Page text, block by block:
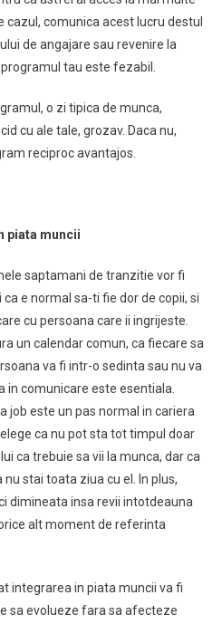
comunica acest lucru destul
de angajare sau revenire la
tau este fezabil.
o zi tipica de munca,
cu ale tale, grozav. Daca nu,
reciproc avantajos.
piata muncii
saptamani de tranzitie vor fi
e normal sa-ti fie dor de copii, si
cu persoana care ii ingrijeste.
un calendar comun, ca fiecare sa
va fi intr-o sedinta sau nu va
in comunicare este esentiala.
job este un pas normal in cariera
ca nu pot sta tot timpul doar
ca trebuie sa vii la munca, dar ca
stai toata ziua cu el. In plus,
dimineata insa revii intotdeauna
alt moment de referinta
integrarea in piata muncii va fi
sa evolueze fara sa afecteze